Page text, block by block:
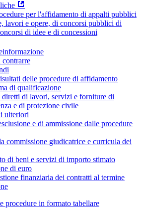
per l'affidamento di appalti pubblici
lavori e opere, di concorsi pubblici di
di idee e di concessioni
contrarre
delle procedure di affidamento
di qualificazione
di lavori, servizi e forniture di
e di protezione civile
ulteriori
e di ammissione dalle procedure
commissione giudicatrice e curricula dei
di beni e servizi di importo stimato
di euro
finanziaria dei contratti al termine
procedure in formato tabellare